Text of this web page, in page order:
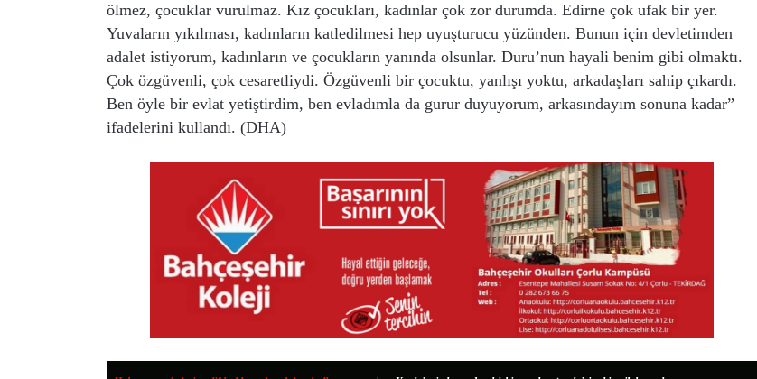
ölmez, çocuklar vurulmaz. Kız çocukları, kadınlar çok zor durumda. Edirne çok ufak bir yer.
Yuvaların yıkılması, kadınların katledilmesi hep uyuşturucu yüzünden. Bunun için devletimden
adalet istiyorum, kadınların ve çocukların yanında olsunlar. Duru’nun hayali benim gibi olmaktı.
Çok özgüvenli, çok cesaretliydi. Özgüvenli bir çocuktu, yanlışı yoktu, arkadaşları sahip çıkardı.
Ben öyle bir evlat yetiştirdim, ben evladımla da gurur duyuyorum, arkasındayım sonuna kadar”
ifadelerini kullandı. (DHA)